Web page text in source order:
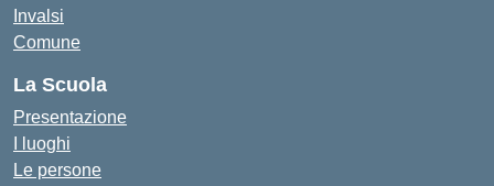
Invalsi
Comune
La Scuola
Presentazione
I luoghi
Le persone